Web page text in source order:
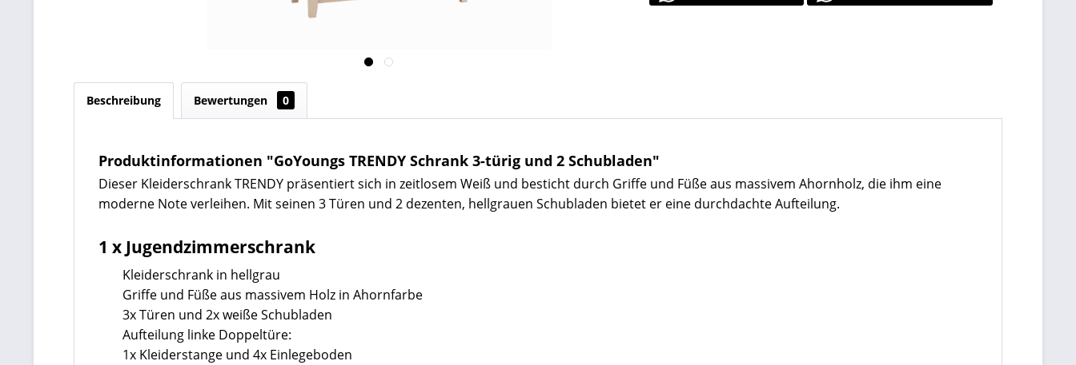
Beschreibung Bewertungen 0
Produktinformationen "GoYoungs TRENDY Schrank 3-türig und 2 Schubladen"
Dieser Kleiderschrank TRENDY präsentiert sich in zeitlosem Weiß und besticht durch Griffe und Füße aus massivem Ahornholz, die ihm eine
moderne Note verleihen. Mit seinen 3 Türen und 2 dezenten, hellgrauen Schubladen bietet er eine durchdachte Aufteilung.
1 x Jugendzimmerschrank
Kleiderschrank in hellgrau
Griffe und Füße aus massivem Holz in Ahornfarbe
3x Türen und 2x weiße Schubladen
Aufteilung linke Doppeltüre:
1x Kleiderstange und 4x Einlegeboden